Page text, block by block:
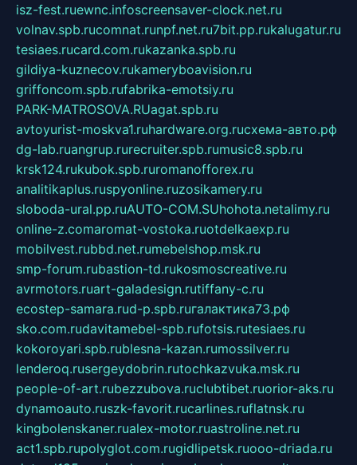
isz-fest.ruewnc.infoscreensaver-clock.net.ru
volnav.spb.rucomnat.runpf.net.ru7bit.pp.rukalugatur.ru
tesiaes.rucard.com.rukazanka.spb.ru
gildiya-kuznecov.rukameryboavision.ru
griffoncom.spb.rufabrika-emotsiy.ru
PARK-MATROSOVA.RUagat.spb.ru
avtoyurist-moskva1.ruhardware.org.ruсхема-авто.рф
dg-lab.ruangrup.rurecruiter.spb.rumusic8.spb.ru
krsk124.rukubok.spb.ruromanofforex.ru
analitikaplus.ruspyonline.ruzosikamery.ru
sloboda-ural.pp.ruAUTO-COM.SUhohota.netalimy.ru
online-z.comaromat-vostoka.ruotdelkaexp.ru
mobilvest.rubbd.net.rumebelshop.msk.ru
smp-forum.rubastion-td.rukosmoscreative.ru
avrmotors.ruart-galadesign.rutiffany-c.ru
ecostep-samara.rud-p.spb.ruгалактика73.рф
sko.com.rudavitamebel-spb.rufotsis.rutesiaes.ru
kokoroyari.spb.rublesna-kazan.rumossilver.ru
lenderoq.rusergeydobrin.rutochkazvuka.msk.ru
people-of-art.rubezzubova.ruclubtibet.ruorior-aks.ru
dynamoauto.ruszk-favorit.rucarlines.ruflatnsk.ru
kingbolenskaner.rualex-motor.ruastroline.net.ru
act1.spb.rupolyglot.com.rugidlipetsk.ruooo-driada.ru